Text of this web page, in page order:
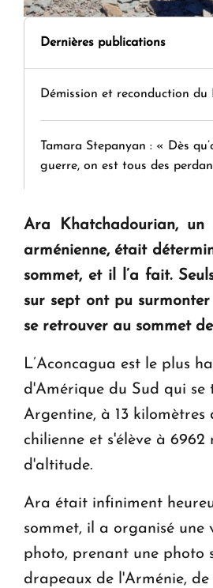
Dernières publications
Démission et reconduction du
Tamara Stepanyan : « Dès
guerre, on est tous des
" Tant qu'il n'existe pas
KASA : 30 ans d'audace, de
en Arménie
Le premier hôtel Hyatt
ouvrira ses portes à Dilijan
Ara Khatchadourian, un
arménienne, était
sommet, et il l’a fait.
sur sept ont pu
se retrouver au sommet
L’Aconcagua est le plus
d'Amérique du Sud qui se
Argentine, à 13
chilienne et s'élève à 6962
d'altitude.
Ara était infiniment
sommet, il a organisé une
photo, prenant une photo
drapeaux de l'Arménie,